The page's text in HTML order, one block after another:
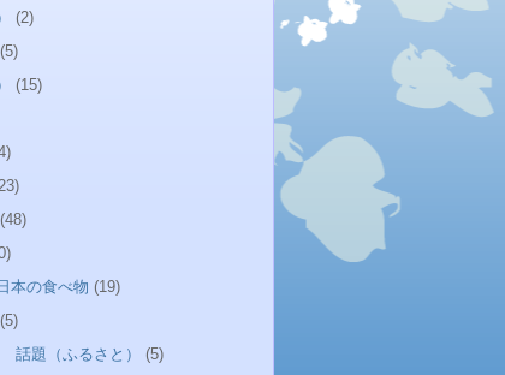
(2)
(5)
(15)
(48)
本の食べ物 (19)
(5)
話題（ふるさと）
(5)